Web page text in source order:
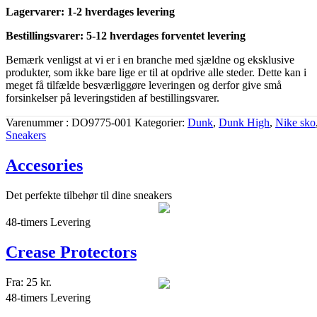
Lagervarer: 1-2 hverdages levering
Bestillingsvarer: 5-12 hverdages forventet levering
Bemærk venligst at vi er i en branche med sjældne og eksklusive
produkter, som ikke bare lige er til at opdrive alle steder. Dette kan i
meget få tilfælde besværliggøre leveringen og derfor give små
forsinkelser på leveringstiden af bestillingsvarer.
Varenummer DO9775-001 Kategorier Dunk, Dunk High, Nike sko
Sneakers
Accesories
Det perfekte tilbehør til dine sneakers
48-timers Levering
Crease Protectors
Fra: 25 kr.
48-timers Levering